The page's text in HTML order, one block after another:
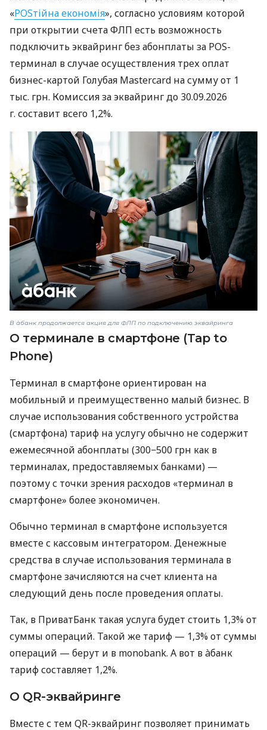
«POSтійна економія», согласно условиям которой
при открытии счета ФЛП есть возможность
подключить эквайринг без абонплаты за POS-
терминал в случае осуществления трех оплат
бизнес-картой Голубая Mastercard на сумму от 1
тыс. грн. Комиссия за эквайринг до 30.09.2026
г. составит всего 1,2%.
В àбанк продолжается акция для ФЛП по подключению эквайринга
О терминале в смартфоне (Tap to
Phone)
Терминал в смартфоне ориентирован на
мобильный и преимущественно малый бизнес. В
случае использования собственного устройства
(смартфона) тариф на услугу обычно не содержит
ежемесячной абонплаты (300−500 грн как в
терминалах, предоставляемых банками) —
поэтому с точки зрения расходов «терминал в
смартфоне» более экономичен.
Обычно терминал в смартфоне используется
вместе с кассовым интегратором. Денежные
средства в случае использования терминала в
смартфоне зачисляются на счет клиента на
следующий день после проведения оплаты.
Так, в ПриватБанк такая услуга будет стоить 1,3% от
суммы операций. Такой же тариф — 1,3% от суммы
операций — берут и в monobank. А вот в àбанк
тариф составляет 1,2%.
О QR-эквайринге
Вместе с тем QR-эквайринг позволяет принимать